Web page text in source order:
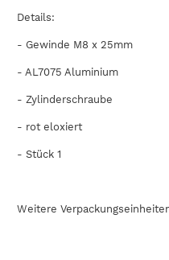
Details:
- Gewinde M8 x 25mm
- AL7075 Aluminium
- Zylinderschraube
- rot eloxiert
- Stück 1
Weitere